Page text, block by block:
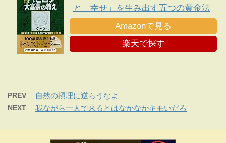
と「幸せ」を生み出す五つの黄金法
則
Amazonで見る
楽天で探す
PREV 自然の摂理に逆らうなよ
NEXT 我ながら一人で来るとはなかなかキモいだろ